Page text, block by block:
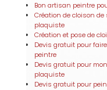
Bon artisan peintre
Création de cloison
plaquiste
Création et pose de
Devis gratuit pour
peintre
Devis gratuit pour
plaquiste
Devis gratuit pour